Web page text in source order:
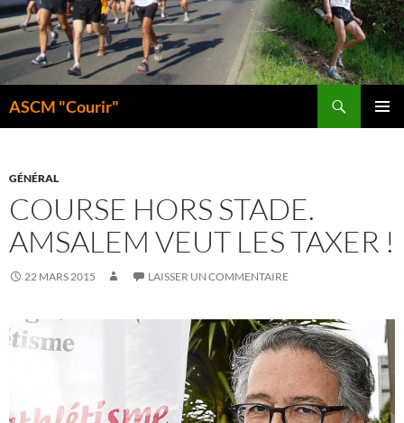
Aller
au
contenu
ASCM "Courir"
GÉNÉRAL
COURSE HORS STADE.
AMSALEM VEUT LES TAXER !
22 MARS 2015 LAISSER UN COMMENTAIRE